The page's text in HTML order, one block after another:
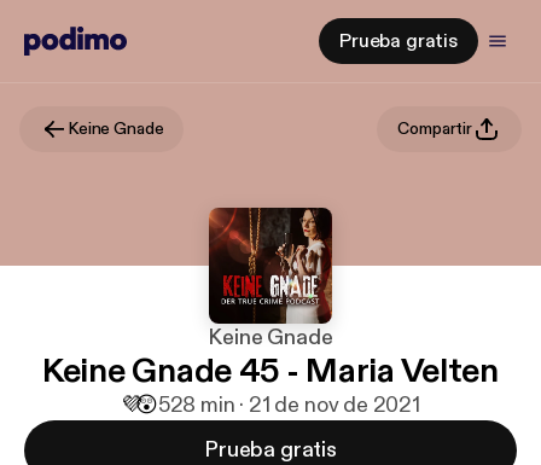
Prueba gratis
Keine Gnade Compartir
Keine Gnade
Keine Gnade 45 - Maria Velten
💜😲528 min · 21 de nov de 2021
Prueba gratis